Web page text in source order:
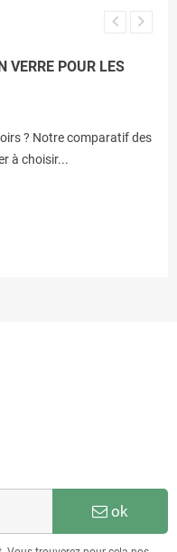
VERRE POUR LES
? Notre comparatif des
à choisir...
ok